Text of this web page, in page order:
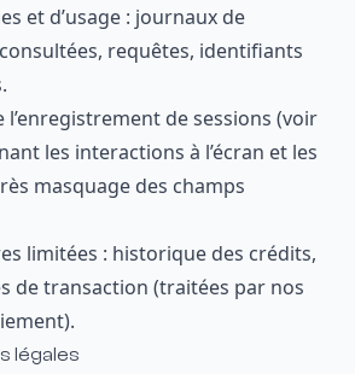
et d’usage : journaux de
requêtes, identifiants
l’enregistrement de sessions (voir
les interactions à l’écran et les
masquage des champs
limitées : historique des crédits,
de transaction (traitées par nos
légales